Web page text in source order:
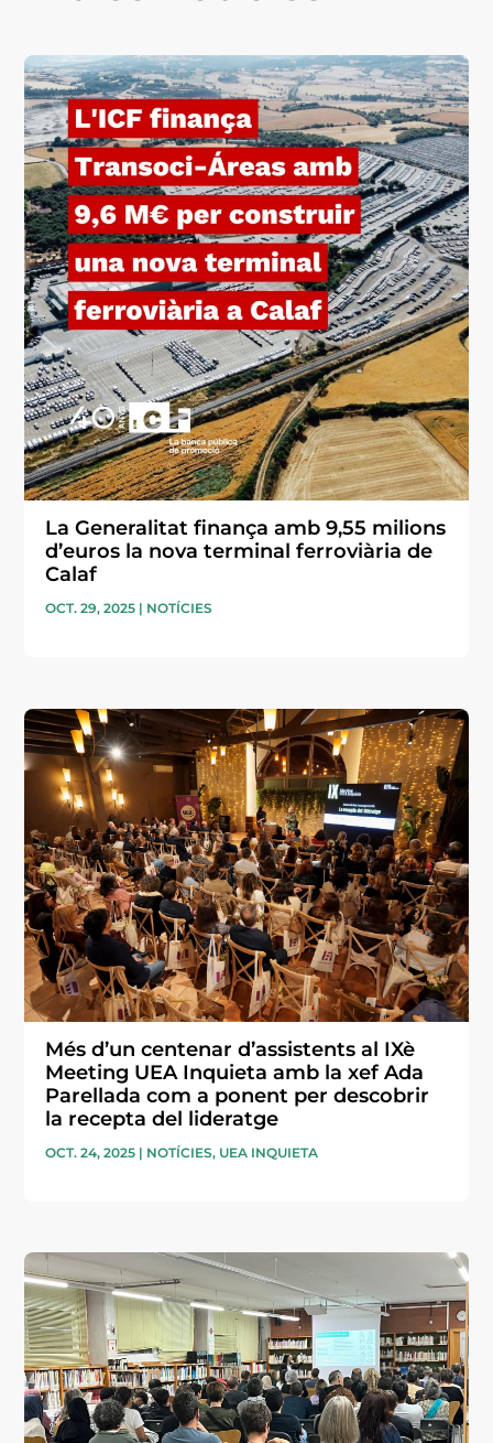
La Generalitat finança amb 9,55 milions
d’euros la nova terminal ferroviària de
Calaf
OCT. 29, 2025 | NOTÍCIES
Més d’un centenar d’assistents al IXè
Meeting UEA Inquieta amb la xef Ada
Parellada com a ponent per descobrir
la recepta del lideratge
OCT. 24, 2025 | NOTÍCIES, UEA INQUIETA